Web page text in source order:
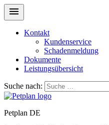
Kontakt
Kundenservice
Schadenmeldung
Dokumente
Leistungsübersicht
Suche nach:
Petplan DE